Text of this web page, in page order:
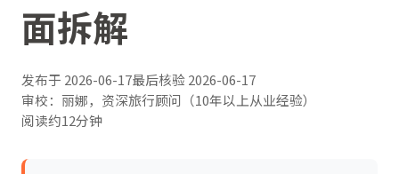
面拆解
发布于 2026-06-17最后核验2026-06-17
审校：丽娜，资深旅行顾问（10年以上从业经验）
阅读约12分钟